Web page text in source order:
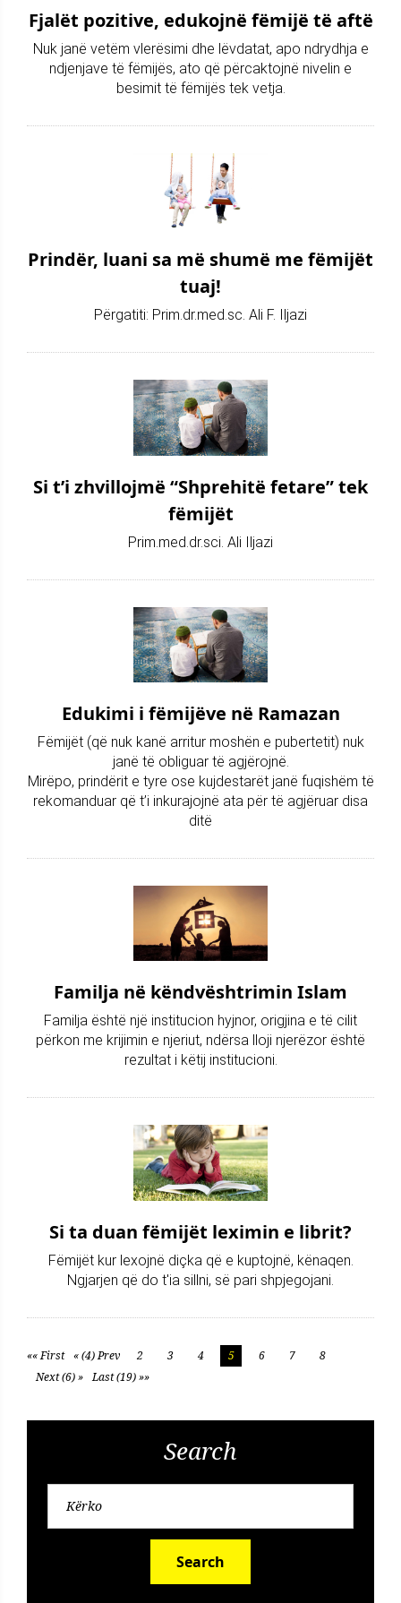
Fjalët pozitive, edukojnë fëmijë të aftë
Nuk janë vetëm vlerësimi dhe lëvdatat, apo ndrydhja e
ndjenjave të fëmijës, ato që përcaktojnë nivelin e
besimit të fëmijës tek vetja.
Prindër, luani sa më shumë me fëmijët
tuaj!
Përgatiti: Prim.dr.med.sc. Ali F. Iljazi
Si t’i zhvillojmë “Shprehitë fetare” tek
fëmijët
Prim.med.dr.sci. Ali Iljazi
Edukimi i fëmijëve në Ramazan
Fëmijët (që nuk kanë arritur moshën e pubertetit) nuk
janë të obliguar të agjërojnë.
Mirëpo, prindërit e tyre ose kujdestarët janë fuqishëm të
rekomanduar që t’i inkurajojnë ata për të agjëruar disa
ditë
Familja në këndvështrimin Islam
Familja është një institucion hyjnor, origjina e të cilit
përkon me krijimin e njeriut, ndërsa lloji njerëzor është
rezultat i këtij institucioni.
Si ta duan fëmijët leximin e librit?
Fëmijët kur lexojnë diçka që e kuptojnë, kënaqen.
Ngjarjen që do t'ia sillni, së pari shpjegojani.
«« First « (4) Prev 2 3 4 5 6 7
8
Next (6) » Last (19) »»
Search
Search